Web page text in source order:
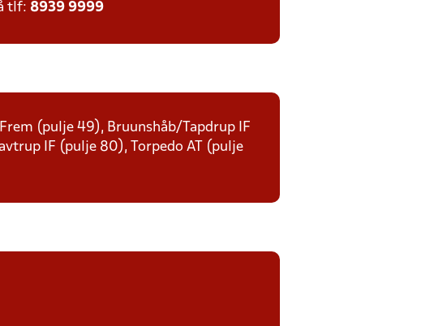
tlf: 8939 9999
(pulje 49), Bruunshåb/Tapdrup IF
IF (pulje 80), Torpedo AT (pulje